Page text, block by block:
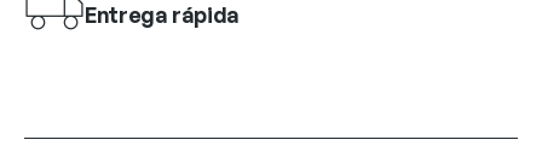
Entrega rápida